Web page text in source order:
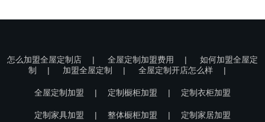
怎么加盟全屋定制店 | 全屋定制加盟费用 |
如何加盟全屋定
制
| 加盟全屋定制 | 全屋定制开店怎么样 |
全屋定制加盟 | 定制橱柜加盟 | 定制衣柜加盟
定制家具加盟 | 整体橱柜加盟 | 定制家居加盟